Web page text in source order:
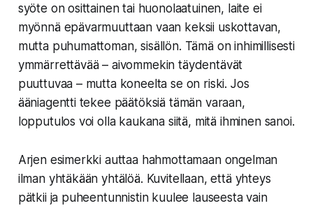
syöte on osittainen tai huonolaatuinen, laite ei
myönnä epävarmuuttaan vaan keksii uskottavan,
mutta puhumattoman, sisällön. Tämä on inhimillisesti
ymmärrettävää – aivommekin täydentävät
puuttuvaa – mutta koneelta se on riski. Jos
ääniagentti tekee päätöksiä tämän varaan,
lopputulos voi olla kaukana siitä, mitä ihminen sanoi.
Arjen esimerkki auttaa hahmottamaan ongelman
ilman yhtäkään yhtälöä. Kuvitellaan, että yhteys
pätkii ja puheentunnistin kuulee lauseesta vain